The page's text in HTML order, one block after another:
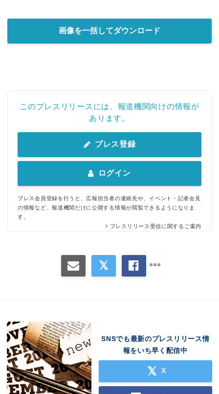
画像を一括してダウンロード
このプレスリリースには、報道機関向けの情報が
あります。
プレス登録
ログイン
プレス会員登録を行うと、広報担当者の連絡先や、イベント・記者会見
の情報など、報道機関だけに公開する情報が閲覧できるようになりま
す。
プレスリリース受信に関するご案内
SNSでも最新のプレスリリース情
報をいち早く配信中
X